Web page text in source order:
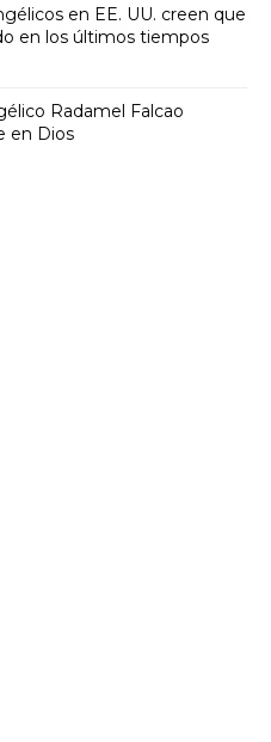
en EE. UU. creen que
en los últimos tiempos
Radamel Falcao
en Dios